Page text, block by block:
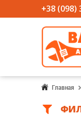
+38 (098)
Главная